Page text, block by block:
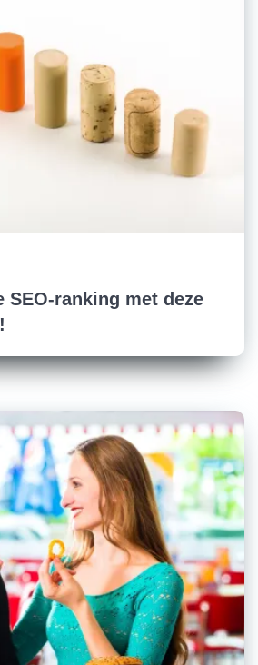
SEO-ranking met deze